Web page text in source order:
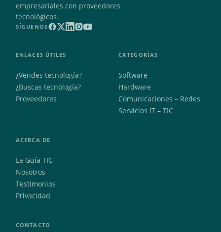
empresariales con proveedores
tecnológicos.
SÍGUENOS
ENLACES ÚTILES
¿Vendes tecnología?
¿Buscas tecnología?
Proveedores
CATEGORÍAS
Software
Hardware
Comunicaciones – Redes
Servicios IT – TIC
ACERCA DE
La Guía TIC
Nosotros
Testimonios
Privacidad
CONTACTO